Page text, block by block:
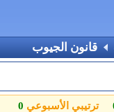
قانون الجيوب
ترتيبي الأسبوعي 0